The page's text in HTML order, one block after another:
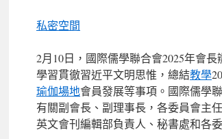
私密空間
2月10日，國際儒學聯合會2025年會長
學習貫徹習近平文明思惟，總結教學20
瑜伽場地會員發展等事項。國際儒學
有關副會長、副理事長，各委員會主
英文會刊編輯部負責人、秘書處和各